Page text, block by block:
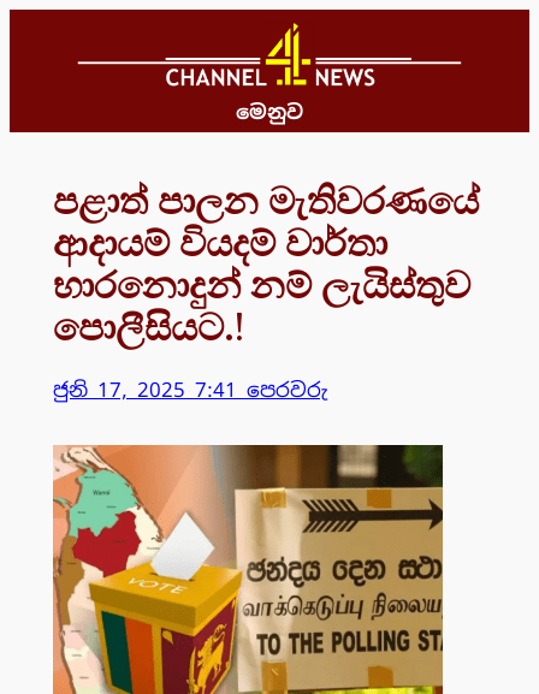
මෙනුව
පළාත් පාලන මැතිවරණයේ
ආදායම් වියදම් වාර්තා
භාරනොදුන් නම් ලැයිස්තුව
පොලීසියට.!
ජුනි 17, 2025 7:41 පෙරවරු